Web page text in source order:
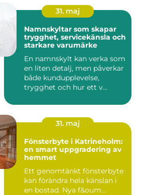
31. maj
Namnskyltar som skapar
trygghet, servicekänsla och
starkare varumärke
En namnskylt kan verka som
en liten detalj, men påverkar
både kundupplevelse,
trygghet och hur ett v...
31. maj
Fönsterbyte i Katrineholm:
en smart uppgradering av
hemmet
Ett genomtänkt fönsterbyte
kan förändra hela känslan i
en bostad. Nya f&oum...